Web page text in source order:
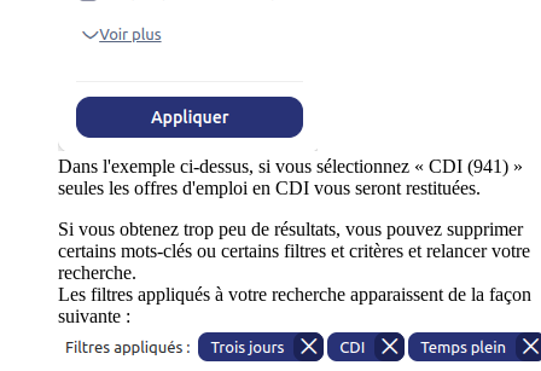
Dans l'exemple ci-dessus, si vous sélectionnez « CDI (941) »
seules les offres d'emploi en CDI vous seront restituées.
Si vous obtenez trop peu de résultats, vous pouvez supprimer
certains mots-clés ou certains filtres et critères et relancer votre
recherche.
Les filtres appliqués à votre recherche apparaissent de la façon
suivante :